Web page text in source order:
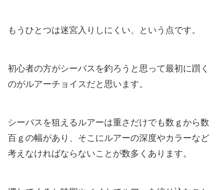
もうひとつは迷宮入りしにくい、という点です。
初心者の方がシーバスを釣ろうと思って最初に躓く
のがルアーチョイスだと思います。
シーバスを狙えるルアーは重さだけでも数ｇから数
百ｇの幅があり、そこにルアーの深度やカラーなど
考えなければならないことが数多くあります。